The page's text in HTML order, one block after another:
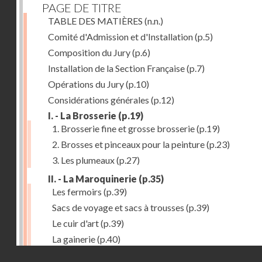
PAGE DE TITRE
TABLE DES MATIÈRES (n.n.)
Comité d'Admission et d'Installation(p.5)
Composition du Jury(p.6)
Installation de la Section Française(p.7)
Opérations du Jury(p.10)
Considérations générales (p.12)
I. - La Brosserie (p.19)
1. Brosserie fine et grosse brosserie(p.19)
2. Brosses et pinceaux pour la peinture(p.23)
3. Les plumeaux(p.27)
II. - La Maroquinerie (p.35)
Les fermoirs (p.39)
Sacs de voyage et sacs à trousses (p.39)
Le cuir d'art(p.39)
La gainerie(p.40)